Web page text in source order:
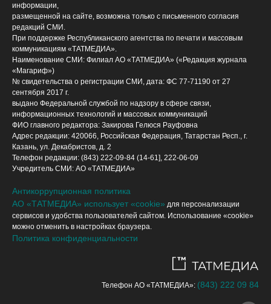
информации,
размещенной на сайте, возможна только с письменного согласия
редакций СМИ.
При поддержке Республиканского агентства по печати и массовым
коммуникациям «ТАТМЕДИА».
Наименование СМИ: Филиал АО «ТАТМЕДИА» («Редакция журнала
«Магариф»)
№ свидетельства о регистрации СМИ, дата: ФС 77-71190 от 27
сентября 2017 г.
выдано Федеральной службой по надзору в сфере связи,
информационных технологий и массовых коммуникаций
ФИО главного редактора: Закирова Гелюся Рауфовна
Адрес редакции: 420066, Российская Федерация, Татарстан Респ., г.
Казань, ул. Декабристов, д. 2
Телефон редакции: (843) 222-09-84 (14-61], 222-06-09
Учредитель СМИ: АО «ТАТМЕДИА»
Антикоррупционная политика
АО «ТАТМЕДИА» использует «cookie» для персонализации
сервисов и удобства пользователей сайтом. Использование «cookie»
можно отменить в настройках браузера.
Политика конфиденциальности
Телефон АО «ТАТМЕДИА»: (843) 222 09 84